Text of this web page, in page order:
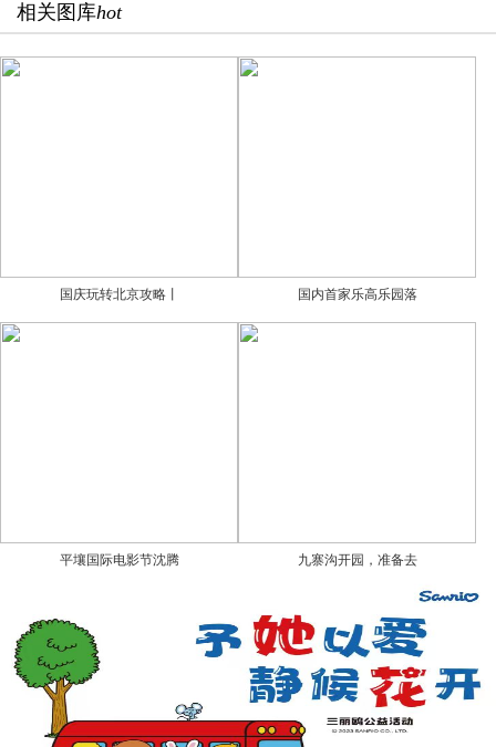
相关图库hot
国庆玩转北京攻略丨 国内首家乐高乐园落
平壤国际电影节沈腾 九寨沟开园，准备去